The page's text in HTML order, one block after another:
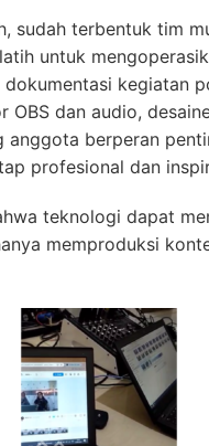
sudah terbentuk tim
untuk
dokumentasi kegiatan
OBS dan audio,
berperan
profesional dan
teknologi dapat
memproduksi